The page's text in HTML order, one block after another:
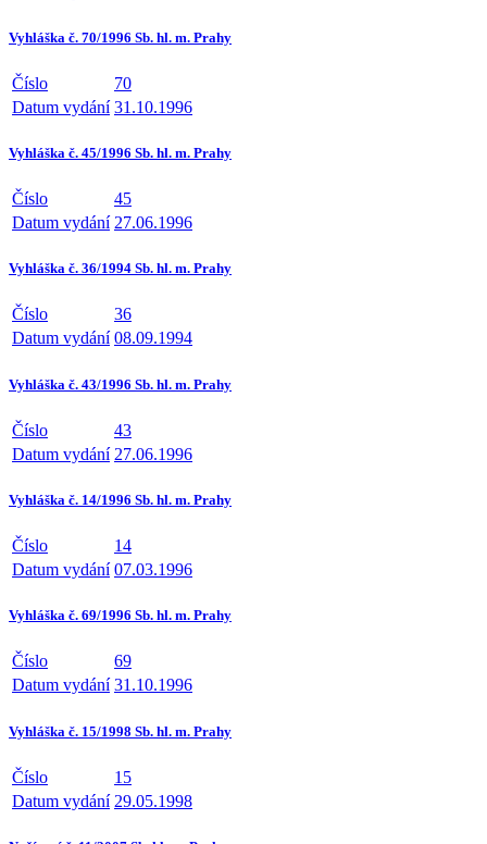
Vyhláška č. 70/1996 Sb. hl. m. Prahy
Číslo
70
Datum vydání 31.10.1996
Vyhláška č. 45/1996 Sb. hl. m. Prahy
Číslo
45
Datum vydání 27.06.1996
Vyhláška č. 36/1994 Sb. hl. m. Prahy
Číslo
36
Datum vydání 08.09.1994
Vyhláška č. 43/1996 Sb. hl. m. Prahy
Číslo
43
Datum vydání 27.06.1996
Vyhláška č. 14/1996 Sb. hl. m. Prahy
Číslo
14
Datum vydání 07.03.1996
Vyhláška č. 69/1996 Sb. hl. m. Prahy
Číslo
69
Datum vydání 31.10.1996
Vyhláška č. 15/1998 Sb. hl. m. Prahy
Číslo
15
Datum vydání 29.05.1998